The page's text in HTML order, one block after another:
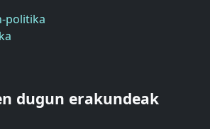
politika
dugun erakundeak
GANBERA
MUGIKORTASUNERAKO